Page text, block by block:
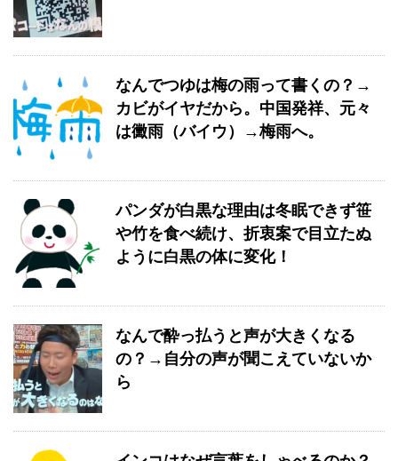
なんでつゆは梅の雨って書くの？→
カビがイヤだから。中国発祥、元々
は黴雨（バイウ）→梅雨へ。
パンダが白黒な理由は冬眠できず笹
や竹を食べ続け、折衷案で目立たぬ
ように白黒の体に変化！
なんで酔っ払うと声が大きくなる
の？→自分の声が聞こえていないか
ら